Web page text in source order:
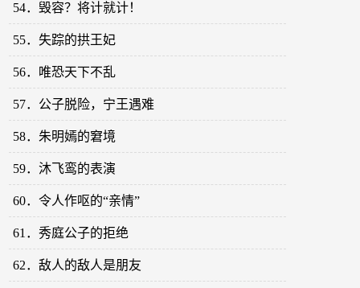
54．毁容？将计就计！
55．失踪的拱王妃
56．唯恐天下不乱
57．公子脱险，宁王遇难
58．朱明嫣的窘境
59．沐飞鸾的表演
60．令人作呕的“亲情”
61．秀庭公子的拒绝
62．敌人的敌人是朋友